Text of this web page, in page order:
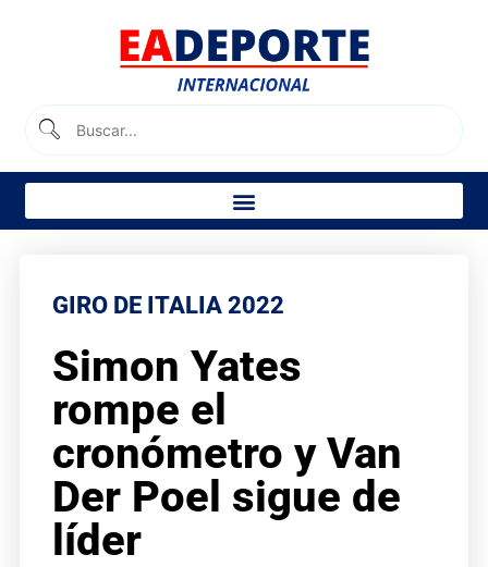
GIRO DE ITALIA 2022
Simon Yates
rompe el
cronómetro y Van
Der Poel sigue de
líder